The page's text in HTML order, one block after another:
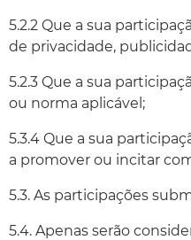
5.2.2 Que a sua
de privacidade,
5.2.3 Que a sua
ou norma aplicável;
5.3.4 Que a sua
a promover ou incitar
5.3. As participações
5.4. Apenas serão